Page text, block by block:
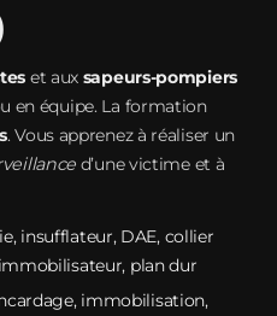
et aux sapeurs‑pompiers
en équipe. La formation
. Vous apprenez à réaliser un
d’une victime et à
insufflateur, DAE, collier
plan dur
immobilisation,